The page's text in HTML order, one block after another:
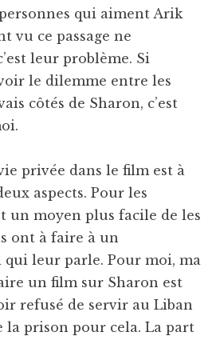
qui aiment Arik
vu ce passage ne
leur problème. Si
le dilemme entre les
côtés de Sharon, c’est
privée dans le film est à
aspects. Pour les
un moyen plus facile de les
ont à faire à un
qui leur parle. Pour moi, ma
un film sur Sharon est
refusé de servir au Liban
la prison pour cela. La part